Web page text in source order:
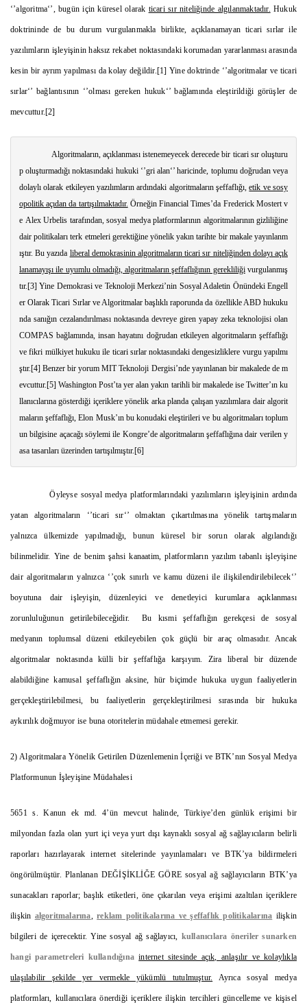
‘’algoritma‘’, bugün için küresel olarak ticari sır niteliğinde algılanmaktadır. Hukuk
doktrininde de bu durum vurgulanmakla birlikte, açıklanamayan ticari sırlar ile
yazılımların işleyişinin haksız rekabet noktasındaki korumadan yararlanması arasında
kesin bir ayrım yapılması da kolay değildir.[1] Yine doktrinde ‘’algoritmalar ve ticari
sırlar‘’ bağlantısının ‘’olması gereken hukuk‘’ bağlamında eleştirildiği görüşler de
mevcuttur.[2]
Algoritmaların, açıklanması istenemeyecek derecede bir ticari sır oluşturu
p oluşturmadığı noktasındaki hukuki ‘’gri alan‘’ haricinde, toplumu doğrudan veya
dolaylı olarak etkileyen yazılımların ardındaki algoritmaların şeffaflığı, etik ve sosy
opolitik açıdan da tartışılmaktadır. Örneğin Financial Times’da Frederick Mostert v
e Alex Urbelis tarafından, sosyal medya platformlarının algoritmalarının gizliliğine
dair politikaları terk etmeleri gerektiğine yönelik yakın tarihte bir makale yayınlanm
ıştır. Bu yazıda liberal demokrasinin algoritmaların ticari sır niteliğinden dolayı açık
lanamayışı ile uyumlu olmadığı, algoritmaların şeffaflığının gerekliliği vurgulanmış
tır.[3] Yine Demokrasi ve Teknoloji Merkezi’nin Sosyal Adaletin Önündeki Engell
er Olarak Ticari Sırlar ve Algoritmalar başlıklı raporunda da özellikle ABD hukuku
nda sanığın cezalandırılması noktasında devreye giren yapay zeka teknolojisi olan
COMPAS bağlamında, insan hayatını doğrudan etkileyen algoritmaların şeffaflığı
ve fikri mülkiyet hukuku ile ticari sırlar noktasındaki dengesizliklere vurgu yapılmı
ştır.[4] Benzer bir yorum MIT Teknoloji Dergisi’nde yayınlanan bir makalede de m
evcuttur.[5] Washington Post’ta yer alan yakın tarihli bir makalede ise Twitter’ın ku
llanıcılarına gösterdiği içeriklere yönelik arka planda çalışan yazılımlara dair algorit
maların şeffaflığı, Elon Musk’ın bu konudaki eleştirileri ve bu algoritmaları toplum
un bilgisine açacağı söylemi ile Kongre’de algoritmaların şeffaflığına dair verilen y
asa tasarıları üzerinden tartışılmıştır.[6]
Öyleyse sosyal medya platformlarındaki yazılımların işleyişinin ardında
yatan algoritmaların ‘’ticari sır‘’ olmaktan çıkartılmasına yönelik tartışmaların
yalnızca ülkemizde yapılmadığı, bunun küresel bir sorun olarak algılandığı
bilinmelidir. Yine de benim şahsi kanaatim, platformların yazılım tabanlı işleyişine
dair algoritmaların yalnızca ‘’çok sınırlı ve kamu düzeni ile ilişkilendirilebilecek‘’
boyutuna dair işleyişin, düzenleyici ve denetleyici kurumlara açıklanması
zorunluluğunun getirilebileceğidir. Bu kısmi şeffaflığın gerekçesi de sosyal
medyanın toplumsal düzeni etkileyebilen çok güçlü bir araç olmasıdır. Ancak
algoritmalar noktasında külli bir şeffaflığa karşıyım. Zira liberal bir düzende
alabildiğine kamusal şeffaflığın aksine, hür biçimde hukuka uygun faaliyetlerin
gerçekleştirilebilmesi, bu faaliyetlerin gerçekleştirilmesi sırasında bir hukuka
aykırılık doğmuyor ise buna otoritelerin müdahale etmemesi gerekir.
2) Algoritmalara Yönelik Getirilen Düzenlemenin İçeriği ve BTK’nın Sosyal Medya
Platformunun İşleyişine Müdahalesi
5651 s. Kanun ek md. 4’ün mevcut halinde, Türkiye’den günlük erişimi bir
milyondan fazla olan yurt içi veya yurt dışı kaynaklı sosyal ağ sağlayıcıların belirli
raporları hazırlayarak internet sitelerinde yayınlamaları ve BTK’ya bildirmeleri
öngörülmüştür. Planlanan DEĞİŞİKLİĞE GÖRE sosyal ağ sağlayıcıların BTK’ya
sunacakları raporlar; başlık etiketleri, öne çıkarılan veya erişimi azaltılan içeriklere
ilişkin algoritmalarına,reklam politikalarına ve şeffaflık politikalarına ilişkin
bilgileri de içerecektir. Yine sosyal ağ sağlayıcı, kullanıcılara öneriler sunarken
hangi parametreleri kullandığına internet sitesinde açık, anlaşılır ve kolaylıkla
ulaşılabilir şekilde yer vermekle yükümlü tutulmuştur. Ayrıca sosyal medya
platformları, kullanıcılara önerdiği içeriklere ilişkin tercihleri güncelleme ve kişisel